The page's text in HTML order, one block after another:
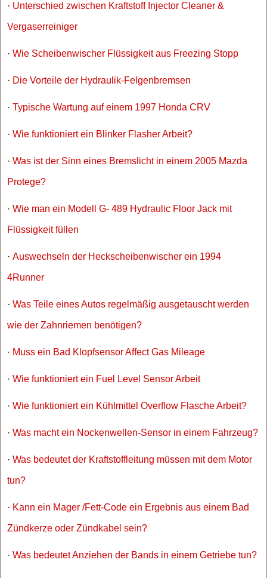
· Unterschied zwischen Kraftstoff Injector Cleaner &
Vergaserreiniger
· Wie Scheibenwischer Flüssigkeit aus Freezing Stopp
· Die Vorteile der Hydraulik-Felgenbremsen
· Typische Wartung auf einem 1997 Honda CRV
· Wie funktioniert ein Blinker Flasher Arbeit?
· Was ist der Sinn eines Bremslicht in einem 2005 Mazda
Protege?
· Wie man ein Modell G- 489 Hydraulic Floor Jack mit
Flüssigkeit füllen
· Auswechseln der Heckscheibenwischer ein 1994
4Runner
· Was Teile eines Autos regelmäßig ausgetauscht werden
wie der Zahnriemen benötigen?
· Muss ein Bad Klopfsensor Affect Gas Mileage
· Wie funktioniert ein Fuel Level Sensor Arbeit
· Wie funktioniert ein Kühlmittel Overflow Flasche Arbeit?
· Was macht ein Nockenwellen-Sensor in einem Fahrzeug?
· Was bedeutet der Kraftstoffleitung müssen mit dem Motor
tun?
· Kann ein Mager /Fett-Code ein Ergebnis aus einem Bad
Zündkerze oder Zündkabel sein?
· Was bedeutet Anziehen der Bands in einem Getriebe tun?